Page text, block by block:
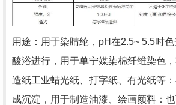
用途：用于染睛纶，pH在2.5~ 5.5时
酸浴进行，用于单宁媒染棉纤维染色
造纸工业蜡光纸、打字纸、有光纸等
成沉淀，用于制造油漆、绘画颜料：